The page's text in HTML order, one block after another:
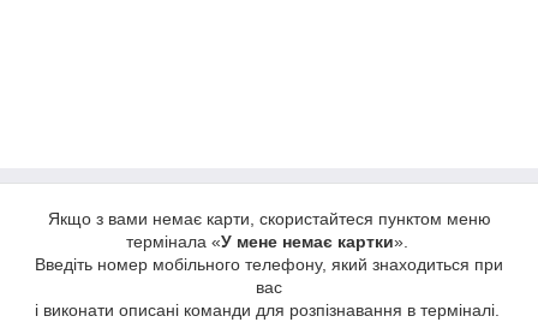
Якщо з вами немає карти, скористайтеся пунктом меню
термінала «У мене немає картки».
Введіть номер мобільного телефону, який знаходиться при
вас
і виконати описані команди для розпізнавання в терміналі.